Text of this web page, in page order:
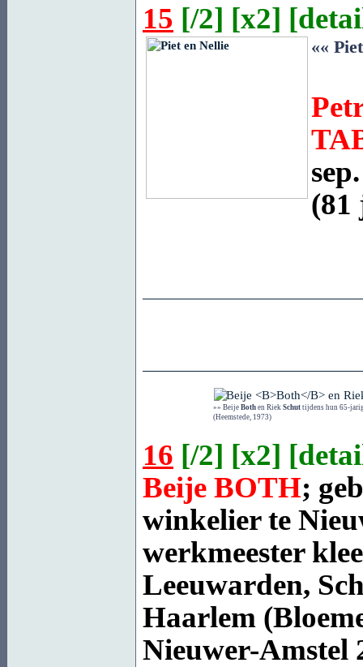
15 [/2] [x2] [
««
(81
»» BeijeBoth en RiekSchut tijdens hun 65-
(Heemstede, 1973)
16 [/2] [x2] [
Beije BOTH;
winkelier te
werkmeester
Leeuwarden,
Haarlem
Nieuwer-Amstel